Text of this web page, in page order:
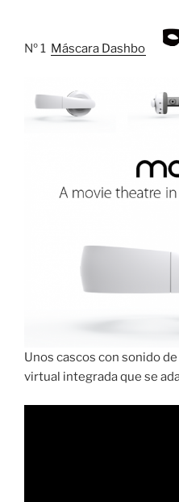
Nº 1 Máscara Dashbon
Unos cascos con sonido
virtual integrada que se